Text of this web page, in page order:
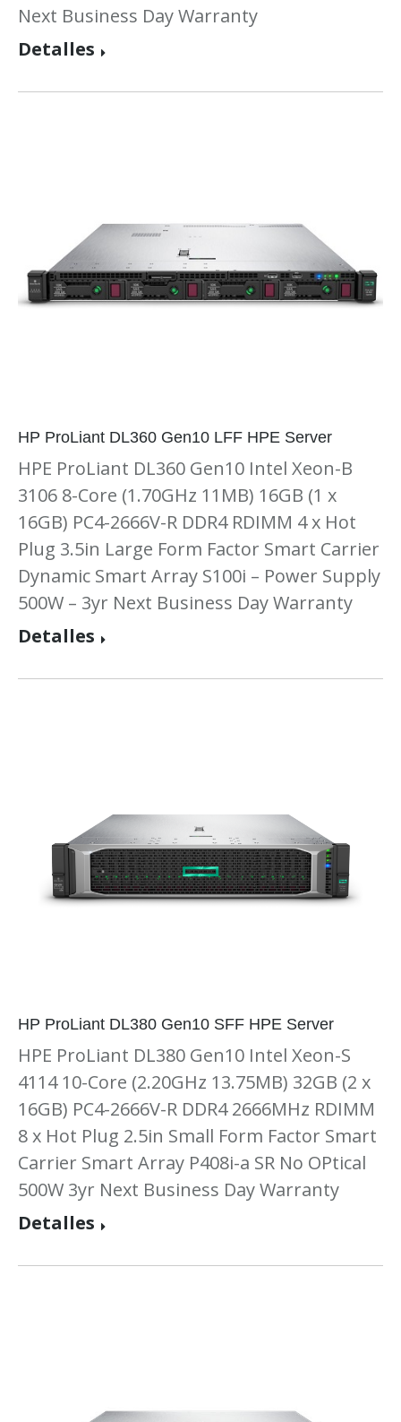
Next Business Day Warranty
Detalles
HP ProLiant DL360 Gen10 LFF HPE Server
HPE ProLiant DL360 Gen10 Intel Xeon-B
3106 8-Core (1.70GHz 11MB) 16GB (1 x
16GB) PC4-2666V-R DDR4 RDIMM 4 x Hot
Plug 3.5in Large Form Factor Smart Carrier
Dynamic Smart Array S100i – Power Supply
500W – 3yr Next Business Day Warranty
Detalles
HP ProLiant DL380 Gen10 SFF HPE Server
HPE ProLiant DL380 Gen10 Intel Xeon-S
4114 10-Core (2.20GHz 13.75MB) 32GB (2 x
16GB) PC4-2666V-R DDR4 2666MHz RDIMM
8 x Hot Plug 2.5in Small Form Factor Smart
Carrier Smart Array P408i-a SR No OPtical
500W 3yr Next Business Day Warranty
Detalles